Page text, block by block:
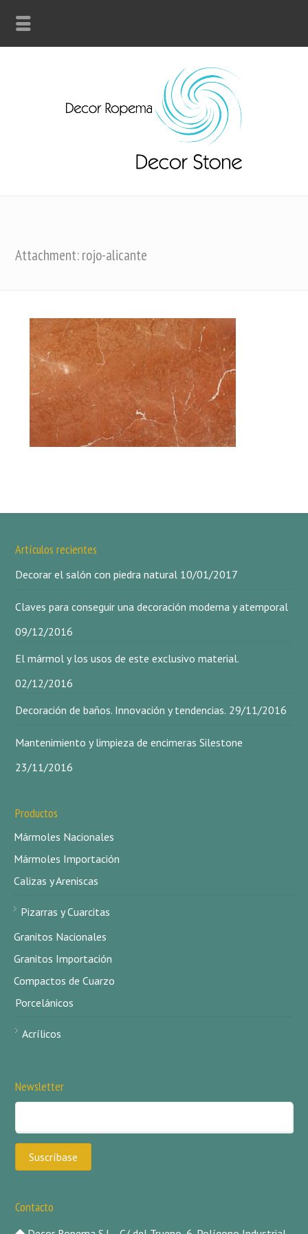
Attachment: rojo-alicante
Artículos recientes
Decorar el salón con piedra natural 10/01/2017
Claves para conseguir una decoración moderna y atemporal
09/12/2016
El mármol y los usos de este exclusivo material.
02/12/2016
Decoración de baños. Innovación y tendencias. 29/11/2016
Mantenimiento y limpieza de encimeras Silestone
23/11/2016
Productos
Mármoles Nacionales
Mármoles Importación
Calizas y Areniscas
Pizarras y Cuarcitas
Granitos Nacionales
Granitos Importación
Compactos de Cuarzo
Porcelánicos
Acrílicos
Newsletter
Contacto